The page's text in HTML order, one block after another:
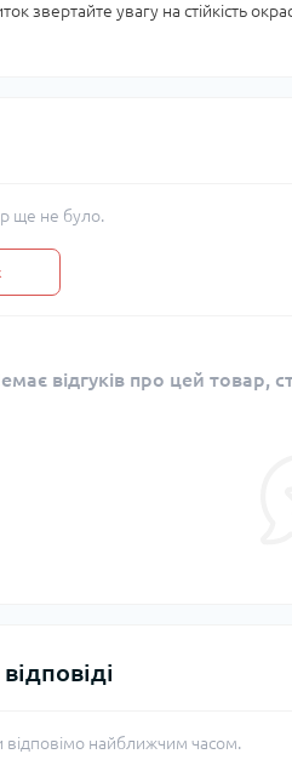
звертайте увагу на стійкість
ще не було.
відгуків про цей товар,
відповімо найближчим часом.